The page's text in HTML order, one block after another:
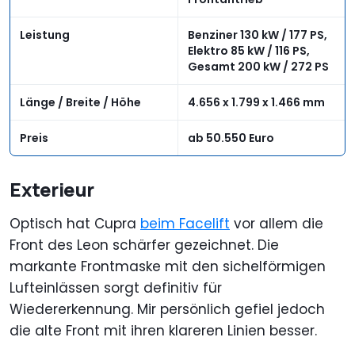
Leistung
Benziner 130 kW / 177 PS,
Elektro 85 kW / 116 PS,
Gesamt 200 kW / 272 PS
Länge / Breite / Höhe 4.656 x 1.799 x 1.466 mm
Preis ab 50.550 Euro
Exterieur
Optisch hat Cupra beim Facelift vor allem die
Front des Leon schärfer gezeichnet. Die
markante Frontmaske mit den sichelförmigen
Lufteinlässen sorgt definitiv für
Wiedererkennung. Mir persönlich gefiel jedoch
die alte Front mit ihren klareren Linien besser.